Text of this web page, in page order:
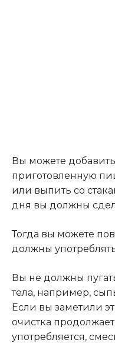
Вы можете
приготовленную
или выпить со
дня вы должны
Тогда вы можете
должны
Вы не должны
тела, например,
Если вы заметили
очистка
употребляется,